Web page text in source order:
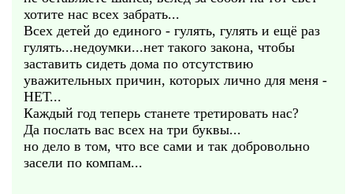
хотите нас всех забрать...
Всех детей до единого - гулять, гулять и ещё раз
гулять...недоумки...нет такого закона, чтобы
заставить сидеть дома по отсутствию
уважительных причин, которых лично для меня -
НЕТ...
Каждый год теперь станете третировать нас?
Да послать вас всех на три буквы...
но дело в том, что все сами и так добровольно
засели по компам...